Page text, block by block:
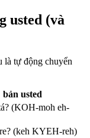
usted (và
là tự động chuyển
bản usted
(KOH-moh eh-
(keh KYEH-reh)